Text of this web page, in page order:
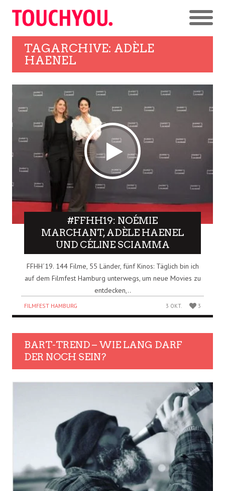
TAGARCHIVE: ADÈLE
HAENEL
#FFHH19: NOÉMIE
MARCHANT, ADÈLE HAENEL
UND CÉLINE SCIAMMA
FFHH´19. 144 Filme, 55 Länder, fünf Kinos: Täglich bin ich
auf dem Filmfest Hamburg unterwegs, um neue Movies zu
entdecken,..
FILMFEST HAMBURG 3 OKT. 3
BART-TREND – WIE LANG DARF
DER NOCH SEIN?